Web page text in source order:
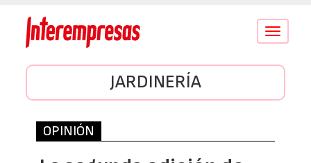
Conmutar
JARDINERÍA
OPINIÓN